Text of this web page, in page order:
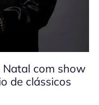
Natal com show
de clássicos